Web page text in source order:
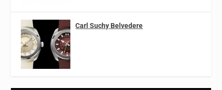
Carl Suchy Belvedere